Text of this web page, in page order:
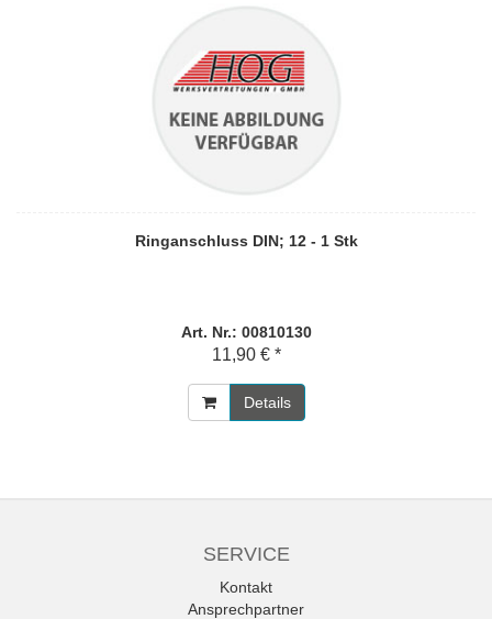
Ringanschluss DIN; 12 - 1 Stk
Art. Nr.: 00810130
11,90 € *
Details
SERVICE
Kontakt
Ansprechpartner